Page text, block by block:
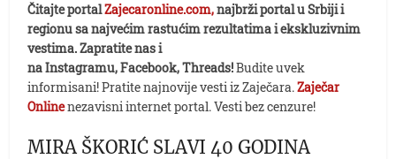
Čitajte portalZajecaronline.com,najbrži portal u Srbiji i
regionu sa najvećim rastućim rezultatima i ekskluzivnim
vestima. Zapratite nas i
na Instagramu, Facebook, Threads!Budite uvek
informisani! Pratite najnovije vesti iz Zaječara.Zaječar
Onlinenezavisni internet portal. Vesti bez cenzure!
MIRA ŠKORIĆ SLAVI 40 GODINA